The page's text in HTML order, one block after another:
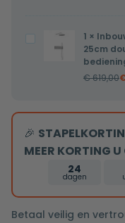
thermostatisch
chroom
Inbouw
regendouche
25cm
douchekop
chroom
tweeknops
bediening
1 ×
25cm
€619,00
🎉
MEER KORTING
24
dagen
Betaal veilig en